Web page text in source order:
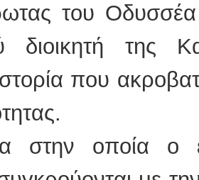
του
διοικητή της
που
στην οποία